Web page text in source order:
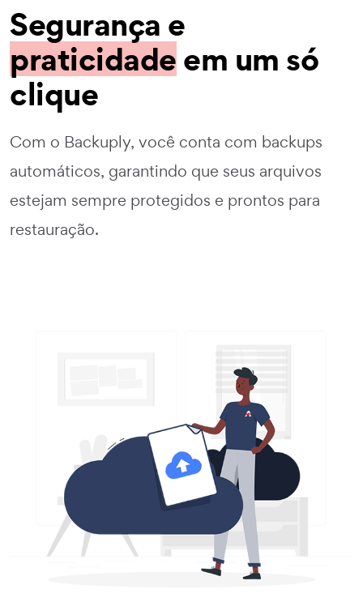
Segurança e
praticidadeem um só
clique
Com o Backuply, você conta com backups
automáticos, garantindo que seus arquivos
estejam sempre protegidos e prontos para
restauração.